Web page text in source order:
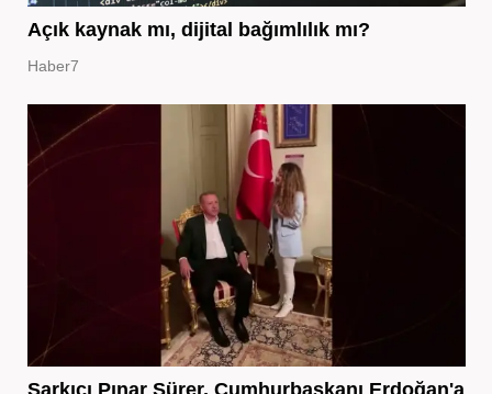
Açık kaynak mı, dijital bağımlılık mı?
Haber7